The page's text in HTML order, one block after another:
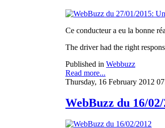
Ce conducteur a eu la bonne
The driver had the right
Published in Webbuzz
Read more...
Thursday, 16 February 2012
WebBuzz du 16/02/